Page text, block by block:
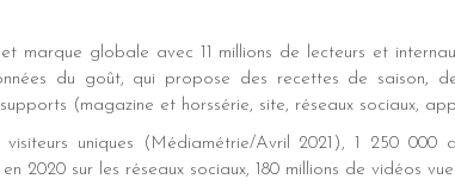
marque globale avec 11 millions de lecteurs et
du goût, qui propose des recettes de saison,
(magazine et horssérie, site, réseaux sociaux,
uniques (Médiamétrie/Avril 2021), 1 250 000
2020 sur les réseaux sociaux, 180 millions de vidéos